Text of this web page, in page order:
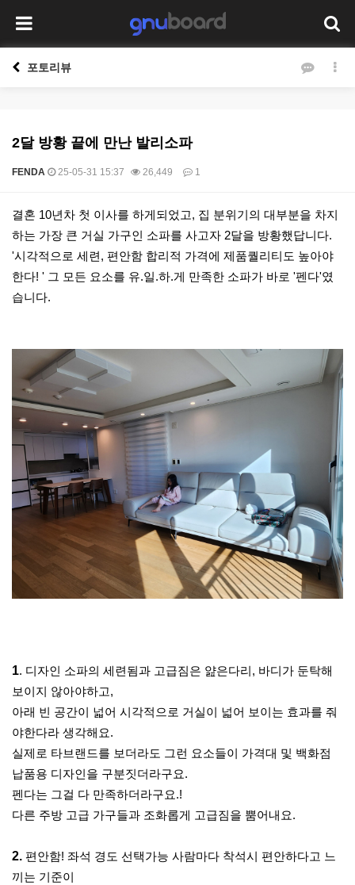
포토리뷰
2달 방황 끝에 만난 발리소파
FENDA 25-05-31 15:37 26,449 1
본문
결혼 10년차 첫 이사를 하게되었고, 집 분위기의 대부분을 차지
하는 가장 큰 거실 가구인 소파를 사고자 2달을 방황했답니다.
'시각적으로 세련 , 편안함 합리적 가격에 제품퀄리티도 높아야
한다! ' 그 모든 요소를 유.일.하.게 만족한 소파가 바로 '펜다'였
습니다.
1. 디자인 소파의 세련됨과 고급짐은 얊은다리 , 바디가 둔탁해
보이지 않아야하고,
아래 빈 공간이 넓어 시각적으로 거실이 넓어 보이는 효과를 줘
야한다라 생각해요.
실제로 타브랜드를 보더라도 그런 요소들이 가격대 및 백화점
납품용 디자인을 구분짓더라구요.
펜다는 그걸 다 만족하더라구요.!
다른 주방 고급 가구들과 조화롭게 고급짐을 뿜어내요.
2. 편안함! 좌석 경도 선택가능 사람마다 착석시 편안하다고 느
끼는 기준이